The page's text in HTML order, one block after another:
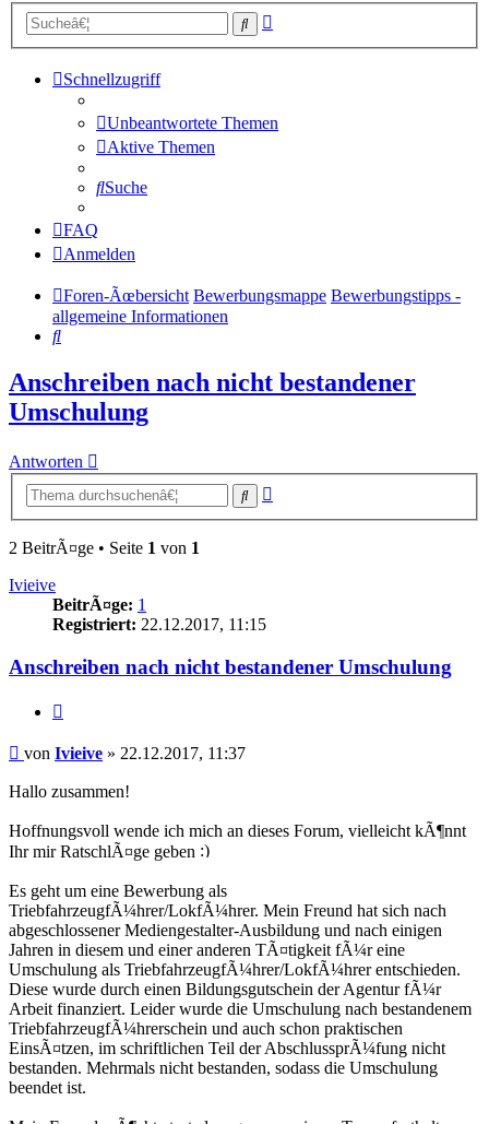
Suche
Schnellzugriff
Unbeantwortete Themen
Aktive Themen
Suche
FAQ
Anmelden
Foren-Ãœbersicht Bewerbungsmappe Bewerbungstipps -
allgemeine Informationen
Suche
Anschreiben nach nicht bestandener
Umschulung
Antworten
Suche
2 BeitrÃ¤ge • Seite 1 von 1
Ivieive
BeitrÃ¤ge: 1
Registriert: 22.12.2017, 11:15
Anschreiben nach nicht bestandener Umschulung
Beitrag
von Ivieive » 22.12.2017, 11:37
Hallo zusammen!
Hoffnungsvoll wende ich mich an dieses Forum, vielleicht kÃ¶nnt
Ihr mir RatschlÃ¤ge geben
Es geht um eine Bewerbung als
TriebfahrzeugfÃ¼hrer/LokfÃ¼hrer. Mein Freund hat sich nach
abgeschlossener Mediengestalter-Ausbildung und nach einigen
Jahren in diesem und einer anderen TÃ¤tigkeit fÃ¼r eine
Umschulung als TriebfahrzeugfÃ¼hrer/LokfÃ¼hrer entschieden.
Diese wurde durch einen Bildungsgutschein der Agentur fÃ¼r
Arbeit finanziert. Leider wurde die Umschulung nach bestandenem
TriebfahrzeugfÃ¼hrerschein und auch schon praktischen
EinsÃ¤tzen, im schriftlichen Teil der AbschlussprÃ¼fung nicht
bestanden. Mehrmals nicht bestanden, sodass die Umschulung
beendet ist.